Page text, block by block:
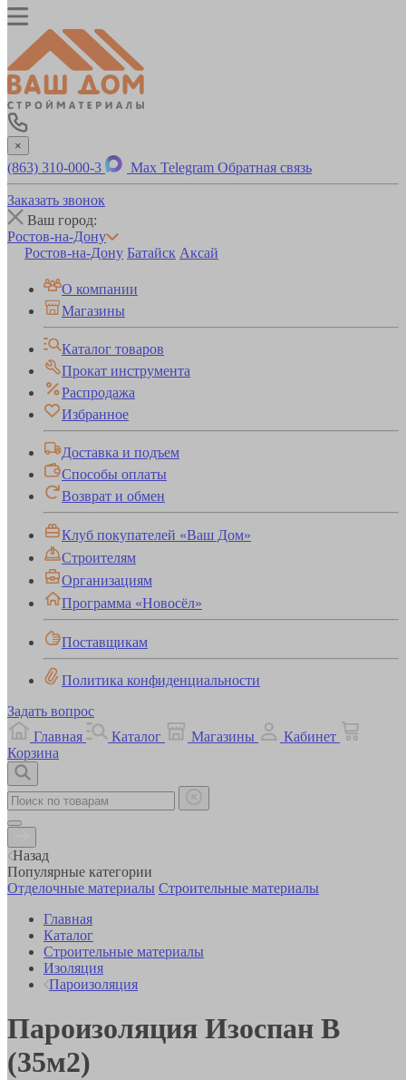
×
(863) 310-000-3 Max Telegram Обратная связь
Заказать звонок
Ваш город:
Ростов-на-Дону
Ростов-на-Дону Батайск Аксай
О компании
Магазины
Каталог товаров
Прокат инструмента
Распродажа
Избранное
Доставка и подъем
Способы оплаты
Возврат и обмен
Клуб покупателей «Ваш Дом»
Строителям
Организациям
Программа «Новосёл»
Поставщикам
Политика конфиденциальности
Задать вопрос
Главная
Каталог Магазины
Кабинет
Корзина
Назад
Популярные категории
Отделочные материалы Строительные материалы
Главная
Каталог
Строительные материалы
Изоляция
Пароизоляция
Пароизоляция Изоспан B
(35м2)